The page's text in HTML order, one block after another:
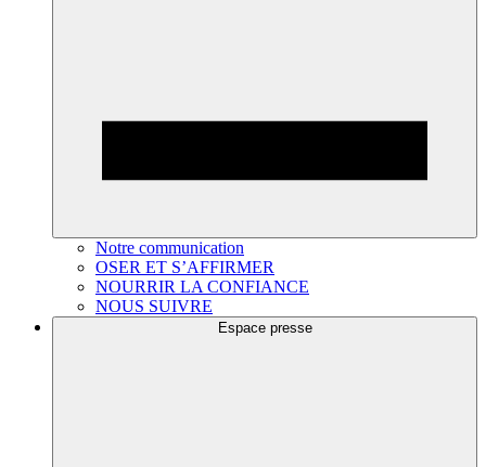
Notre communication
OSER ET S’AFFIRMER
NOURRIR LA CONFIANCE
NOUS SUIVRE
Espace presse